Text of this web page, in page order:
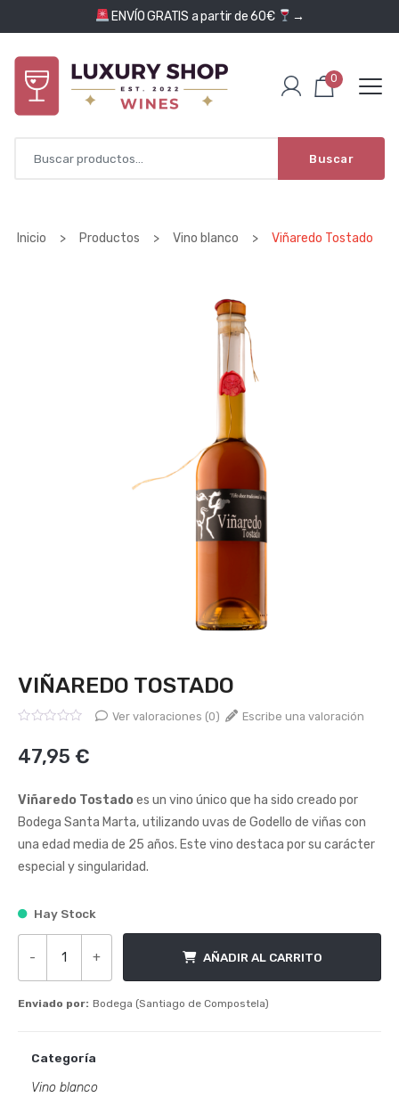
Saltar al contenidoENVÍO GRATIS a partir de 60€ →
Buscar
0
Inicio > Productos > Vino blanco > Viñaredo Tostado
VIÑAREDO TOSTADO
0
de
Ver valoraciones (0) Escribe una valoración
47,95 €
Viñaredo Tostadoes un vino único que ha sido creado por
Bodega Santa Marta, utilizando uvas de Godello de viñas con
una edad media de 25 años. Este vino destaca por su carácter
especial y singularidad.
Hay Stock
-
Viñaredo Tostado cantidad
+ AÑADIR AL CARRITO
Enviado por: Bodega (Santiago de Compostela)
Categoría
Vino blanco